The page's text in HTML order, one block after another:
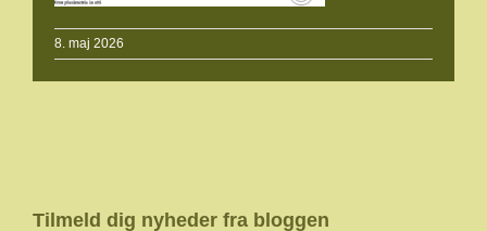
8. maj 2026
Tilmeld dig nyheder fra bloggen